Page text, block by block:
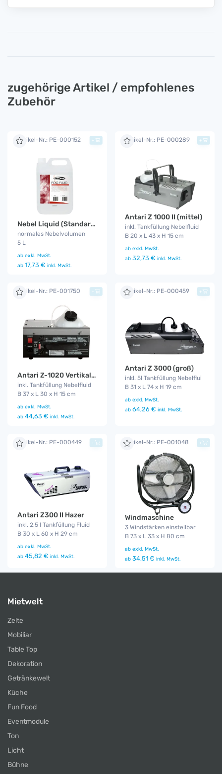
zugehörige Artikel / empfohlenes
Zubehör
Artikel-Nr.: PE-000152
Nebel Liquid (Standard Fog Fluid)
normales Nebelvolumen
5 L
ab exkl. MwSt.
ab 17,73 € inkl. MwSt.
+ Artikel-Nr.: PE-000289
Antari Z 1000 II (mittel)
inkl. Tankfüllung Nebelfluid
B 20 x L 43 x H 15 cm
ab exkl. MwSt.
ab 32,73 € inkl. MwSt.
+
Artikel-Nr.: PE-001750
Antari Z-1020 Vertikal Fog Jet
inkl. Tankfüllung Nebelfluid
B 37 x L 30 x H 15 cm
ab exkl. MwSt.
ab 44,63 € inkl. MwSt.
+ Artikel-Nr.: PE-000459
Antari Z 3000 (groß)
inkl. 5l Tankfüllung Nebelflui
B 31 x L 74 x H 19 cm
ab exkl. MwSt.
ab 64,26 € inkl. MwSt.
+
Artikel-Nr.: PE-000449
Antari Z300 II Hazer
inkl. 2,5 l Tankfüllung Fluid
B 30 x L 60 x H 29 cm
ab exkl. MwSt.
ab 45,82 € inkl. MwSt.
+ Artikel-Nr.: PE-001048
Windmaschine
3 Windstärken einstellbar
B 73 x L 33 x H 80 cm
ab exkl. MwSt.
ab 34,51 € inkl. MwSt.
+
Mietwelt
Zelte
Mobiliar
Table Top
Dekoration
Getränkewelt
Küche
Fun Food
Eventmodule
Ton
Licht
Bühne